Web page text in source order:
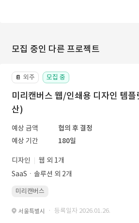
모집 중인 다른 프로젝트
📔 외주 모집 중
미리캔버스 웹/인쇄용 디자인 템플
산)
예상 금액
협의 후 결정
예상 기간
180일
디자인
웹 외 1개
SaaSㆍ솔루션 외 2개
미리캔버스
서울특별시 · 등록일자 2026.01.26.